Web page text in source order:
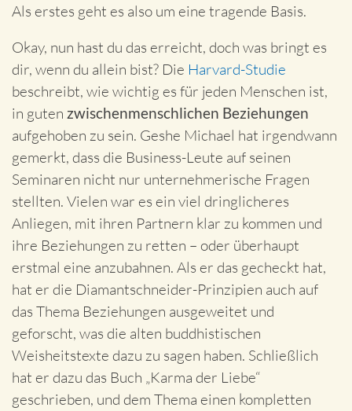
Als erstes geht es also um eine tragende Basis.
Okay, nun hast du das erreicht, doch was bringt es
dir, wenn du allein bist? Die Harvard-Studie
beschreibt, wie wichtig es für jeden Menschen ist,
in guten zwischenmenschlichen Beziehungen
aufgehoben zu sein. Geshe Michael hat irgendwann
gemerkt, dass die Business-Leute auf seinen
Seminaren nicht nur unternehmerische Fragen
stellten. Vielen war es ein viel dringlicheres
Anliegen, mit ihren Partnern klar zu kommen und
ihre Beziehungen zu retten – oder überhaupt
erstmal eine anzubahnen. Als er das gecheckt hat,
hat er die Diamantschneider-Prinzipien auch auf
das Thema Beziehungen ausgeweitet und
geforscht, was die alten buddhistischen
Weisheitstexte dazu zu sagen haben. Schließlich
hat er dazu das Buch „Karma der Liebe“
geschrieben, und dem Thema einen kompletten